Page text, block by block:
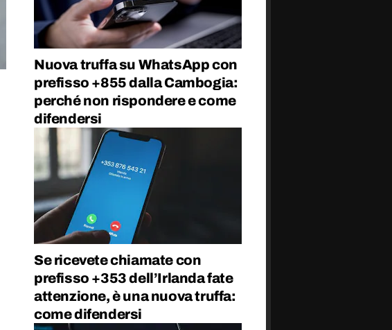
Nuova truffa su WhatsApp con
prefisso +855 dalla Cambogia:
perché non rispondere e come
difendersi
Se ricevete chiamate con
prefisso +353 dell’Irlanda fate
attenzione, è una nuova truffa:
come difendersi